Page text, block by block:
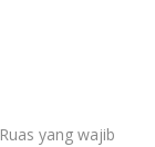
Ruas yang wajib